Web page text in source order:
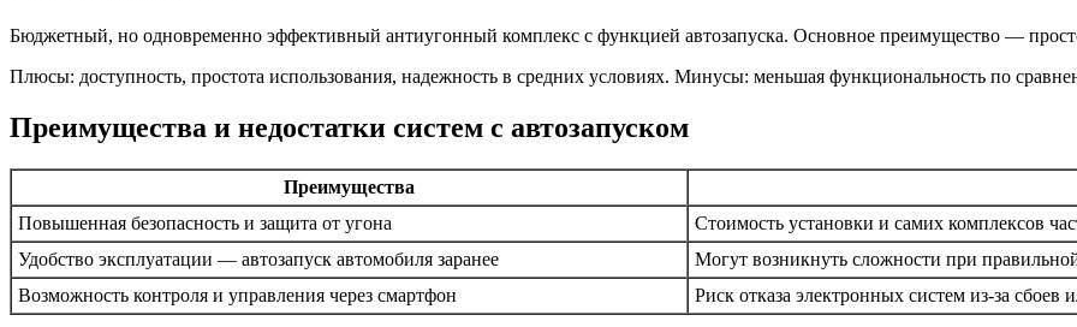
Бюджетный, но одновременно эффективный антиугонный комплекс с функцией автозапуска. Основное преимущество —
Плюсы: доступность, простота использования, надежность в средних условиях. Минусы: меньшая функциональность по
Преимущества и недостатки систем с автозапуском
Преимущества
Повышенная безопасность и защита от угона
Стоимость установки и самих комплексов
Удобство эксплуатации — автозапуск автомобиля заранее
Могут возникнуть сложности при
Возможность контроля и управления через смартфон
Риск отказа электронных систем из-за сбоев